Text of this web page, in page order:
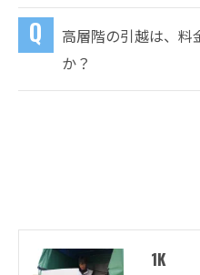
高層階の引越は、料
か？
1K